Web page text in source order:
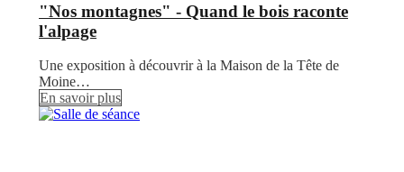
"Nos montagnes" - Quand le bois raconte
l'alpage
Une exposition à découvrir à la Maison de la Tête de
Moine…
En savoir plus